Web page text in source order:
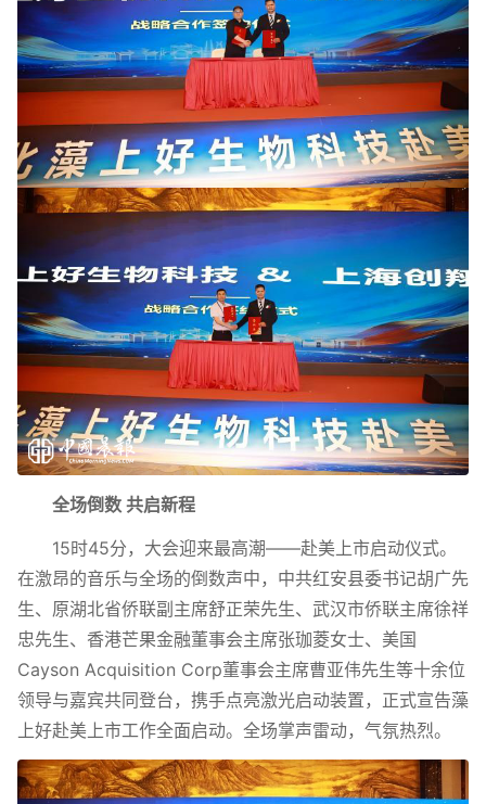
全场倒数 共启新程
15时45分，大会迎来最高潮——赴美上市启动仪式。
在激昂的音乐与全场的倒数声中，中共红安县委书记胡广先
生、原湖北省侨联副主席舒正荣先生、武汉市侨联主席徐祥
忠先生、香港芒果金融董事会主席张珈菱女士、美国
Cayson Acquisition Corp董事会主席曹亚伟先生等十余位
领导与嘉宾共同登台，携手点亮激光启动装置，正式宣告藻
上好赴美上市工作全面启动。全场掌声雷动，气氛热烈。